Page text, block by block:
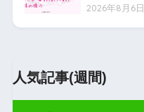
2026年8月6日
人気記事(週間)